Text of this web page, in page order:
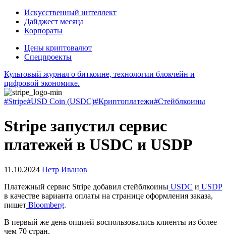
Искусственный интеллект
Дайджест месяца
Корпораты
Цены криптовалют
Спецпроекты
Культовый журнал о биткоине, технологии блокчейн и
цифровой экономике.
#Stripe#USD Coin (USDC)#Криптоплатежи#Стейблкоины
Stripe запустил сервис
платежей в USDC и USDP
11.10.2024 Петр Иванов
Платежный сервис Stripe добавил стейблкоины USDC и USDP
в качестве варианта оплаты на странице оформления заказа,
пишет Bloomberg.
В первый же день опцией воспользовались клиенты из более
чем 70 стран.